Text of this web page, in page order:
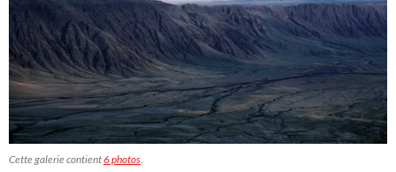
Cette galerie contient6 photos.